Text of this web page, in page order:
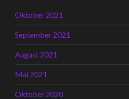
Oktober 2021
September 2021
August 2021
Mai 2021
Oktober 2020